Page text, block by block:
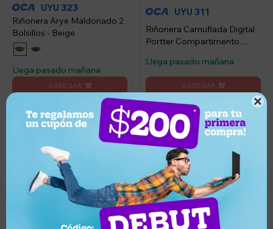

UYU 323
Riñonera Arye Maldonado 2
Bolsillos - Beige
Llega pasado mañana
UYU 311
Riñonera Camuflada Digital
Portter Compartimento
Llega pasado mañana